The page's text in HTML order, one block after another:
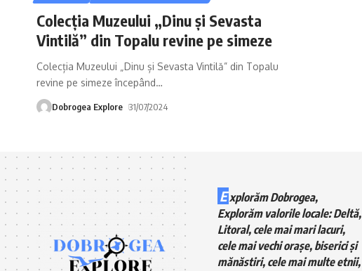
Colecția Muzeului „Dinu și Sevasta
Vintilă” din Topalu revine pe simeze
Colecția Muzeului „Dinu și Sevasta Vintilă” din Topalu
revine pe simeze începând…
Dobrogea Explore 31/07/2024
E xplorăm Dobrogea,
Explorăm valorile locale: Deltă,
Litoral, cele mai mari lacuri,
cele mai vechi orașe, biserici și
mănăstiri, cele mai multe etnii,